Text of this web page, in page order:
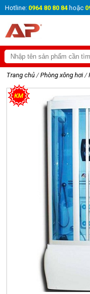
Hotline: 0964 80 80 84 hoặc
Trang chủ / Phòng xông hơi /